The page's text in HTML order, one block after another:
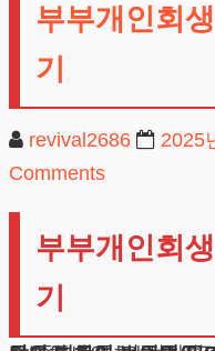
부부개인회
기
revival2686 2025
Comments
부부개인회
기